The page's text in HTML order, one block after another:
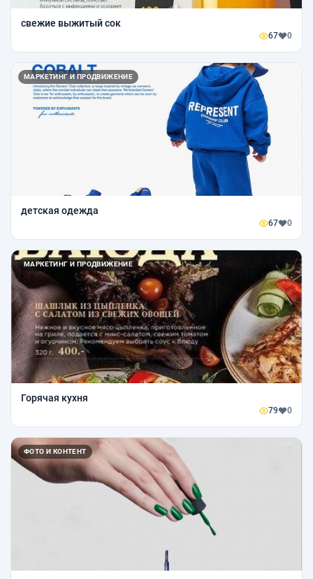
свежие выжитый сок
67 0
МАРКЕТИНГ И ПРОДВИЖЕНИЕ
детская одежда
67 0
МАРКЕТИНГ И ПРОДВИЖЕНИЕ
Горячая кухня
79 0
ФОТО И КОНТЕНТ